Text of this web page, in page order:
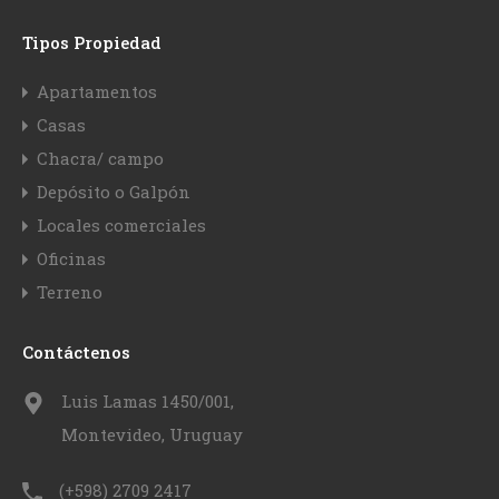
Tipos Propiedad
Apartamentos
Casas
Chacra/ campo
Depósito o Galpón
Locales comerciales
Oficinas
Terreno
Contáctenos
Luis Lamas 1450/001,
Montevideo, Uruguay
(+598) 2709 2417